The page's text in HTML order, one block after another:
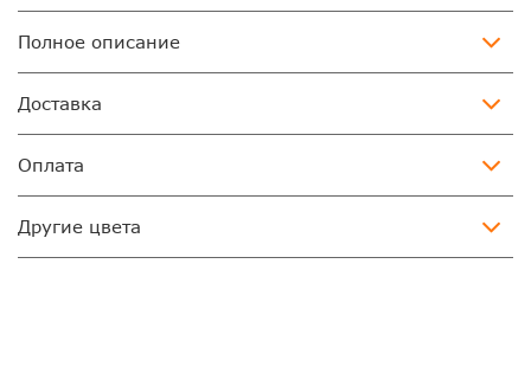
Полное описание
Доставка
Оплата
Другие цвета